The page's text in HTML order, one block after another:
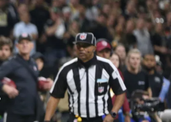
pětiboj
hry
Triatlon
Veslování
Vodní slalom
Volejbal
Ostatní